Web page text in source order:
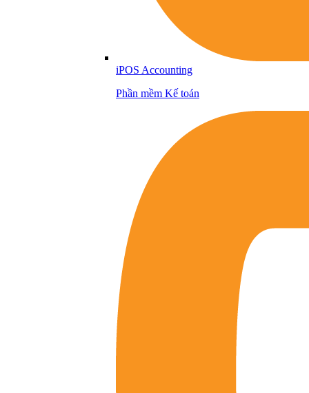
iPOS Accounting
Phần mềm Kế toán